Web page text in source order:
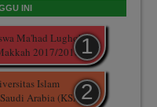
INI
Ma'had Lughoh
2017/2018
Islam
Arabia (KSA)